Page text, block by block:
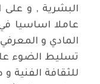
البشرية , و على
عاملا اساسيا
المادي و
تسليط الضوء
للثقافة الفنية